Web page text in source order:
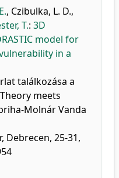
, Czibulka, L. D.,
T.: 3D
model for
in a
találkozása a
meets
Molnár Vanda
Debrecen, 25-31,